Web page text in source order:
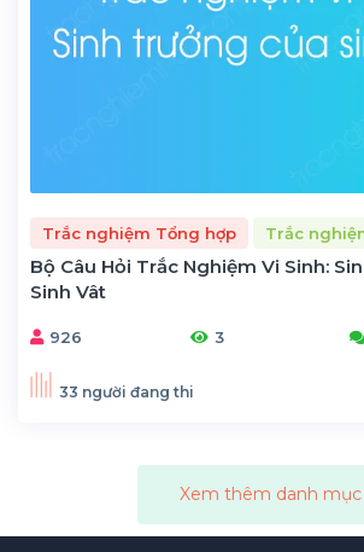
Trắc nghiệm Tổng hợp Trắc
Bộ Câu Hỏi Trắc Nghiệm Vi Sinh:
Sinh Vât
926 3
33 người đang thi
Xem thêm danh mục